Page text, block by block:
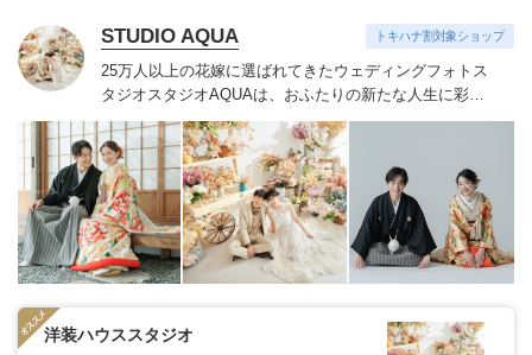
STUDIO AQUA トキハナ割対象ショップ
25万人以上の花嫁に選ばれてきたウェディングフォトス
タジオ スタジオAQUAは、おふたりの新たな人生に彩り
を添える“最高のウェディングフォト”のお手伝いをさせ
ていただきます。1枚の写真のチカラを信じて
洋装ハウススタジオ